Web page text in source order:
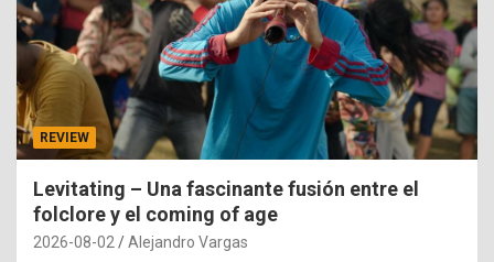
REVIEW
Levitating – Una fascinante fusión entre el
folclore y el coming of age
2026-08-02 Alejandro Vargas